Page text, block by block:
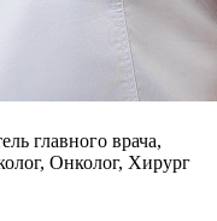
главного врача,
Онколог, Хирург